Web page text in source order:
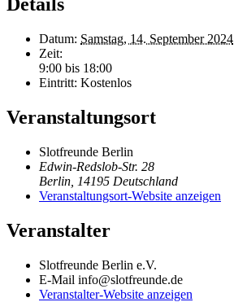
Details
Datum: Samstag, 14. September 2024
Zeit:
9:00 bis 18:00
Eintritt: Kostenlos
Veranstaltungsort
Slotfreunde Berlin
Edwin-Redslob-Str. 28
Berlin 14195 Deutschland
Veranstaltungsort-Website anzeigen
Veranstalter
Slotfreunde Berlin e.V.
E-Mail info@slotfreunde.de
Veranstalter-Website anzeigen